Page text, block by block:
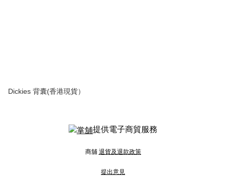
Dickies 背囊(香港現貨）
提供電子商貿服務
商舖 退貨及退款政策
提出意見